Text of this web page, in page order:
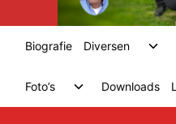
Biografie Diversen
Foto’s
ToggleDownloads